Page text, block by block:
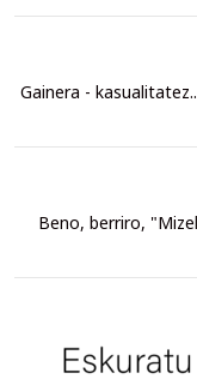
Gainera -
Beno, berriro,